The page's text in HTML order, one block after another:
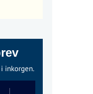
inkorgen.